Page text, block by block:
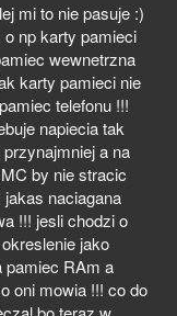
mi to nie pasuje :)
np karty pamieci
wewnetrzna
karty pamieci nie
telefonu !!!
napiecia tak
a na
by nie stracic
naciagana
!!! jesli chodzi o
jako
pamiec RAm a
oni mowia !!! co do